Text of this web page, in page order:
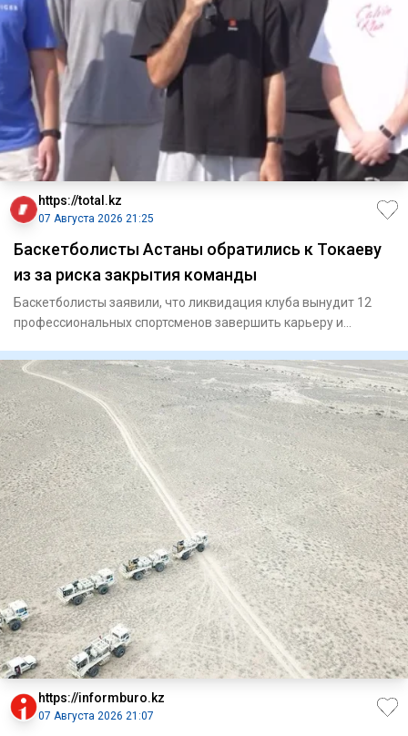
https://total.kz
07 Августа 2026 21:25
Баскетболисты Астаны обратились к Токаеву
из за риска закрытия команды
Баскетболисты заявили, что ликвидация клуба вынудит 12
профессиональных спортсменов завершить карьеру и
https://informburo.kz
07 Августа 2026 21:07